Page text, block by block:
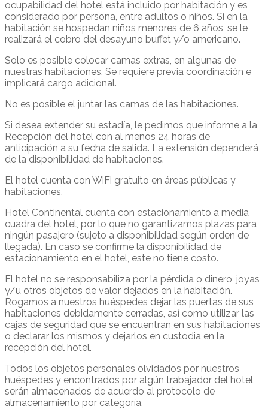
ocupabilidad del hotel está incluido por habitación y es
considerado por persona, entre adultos o niños. Si en la
habitación se hospedan niños menores de 6 años, se le
realizará el cobro del desayuno buffet y/o americano.
Solo es posible colocar camas extras, en algunas de
nuestras habitaciones. Se requiere previa coordinación e
implicará cargo adicional.
No es posible el juntar las camas de las habitaciones.
Si desea extender su estadía, le pedimos que informe a la
Recepción del hotel con al menos 24 horas de
anticipación a su fecha de salida. La extensión dependerá
de la disponibilidad de habitaciones.
El hotel cuenta con WiFi gratuito en áreas públicas y
habitaciones.
Hotel Continental cuenta con estacionamiento a media
cuadra del hotel, por lo que no garantizamos plazas para
ningún pasajero (sujeto a disponibilidad según orden de
llegada). En caso se confirme la disponibilidad de
estacionamiento en el hotel, este no tiene costo.
El hotel no se responsabiliza por la pérdida o dinero, joyas
y/u otros objetos de valor dejados en la habitación.
Rogamos a nuestros huéspedes dejar las puertas de sus
habitaciones debidamente cerradas, así como utilizar las
cajas de seguridad que se encuentran en sus habitaciones
o declarar los mismos y dejarlos en custodia en la
recepción del hotel.
Todos los objetos personales olvidados por nuestros
huéspedes y encontrados por algún trabajador del hotel
serán almacenados de acuerdo al protocolo de
almacenamiento por categoría.